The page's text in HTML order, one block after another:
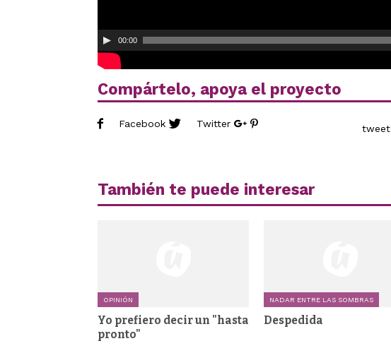
00:00
Compártelo, apoya el proyecto
Facebook Twitter tweet
También te puede interesar
OPINIÓN
Yo prefiero decir un "hasta
pronto"
NADAR ENTRE LAS SOMBRAS
Despedida